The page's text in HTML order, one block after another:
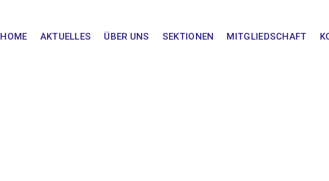
HOME AKTUELLES ÜBER UNS SEKTIONEN MITGLIEDSCHAFT